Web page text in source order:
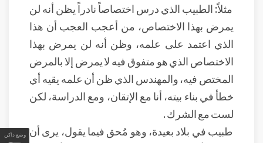
وضع داكن
مثلاً: الطبيب الذي درس اختصاصاً نادراً يظن أنه لن
يمرض بهذا الاختصاص، من أعجب العجب أن هذا
الذي اعتمد على علمه، وظن أنه لن يمرض بهذا
الاختصاص الذي هو متفوق فيه لا يمرض إلا بالمرض
المختص فيه، والمهندس الذي ظن أن علمه يقيه أي
خطأ في بناء بيته، أنا مع الإتقان، ومع الدراسة، لكن
لست مع الشرك .
طبيب في بلاد بعيدة، وهو مُحق فيما يقول، يرى أن